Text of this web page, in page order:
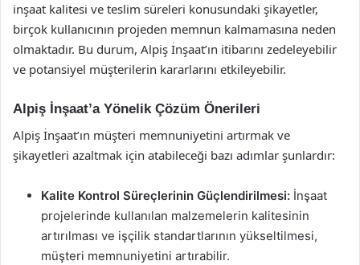
inşaat kalitesi ve teslim süreleri konusundaki şikayetler,
birçok kullanıcının projeden memnun kalmamasına neden
olmaktadır. Bu durum, Alpiş İnşaat’ın itibarını zedeleyebilir
ve potansiyel müşterilerin kararlarını etkileyebilir.
Alpiş İnşaat’a Yönelik Çözüm Önerileri
Alpiş İnşaat’ın müşteri memnuniyetini artırmak ve
şikayetleri azaltmak için atabileceği bazı adımlar şunlardır:
Kalite Kontrol Süreçlerinin Güçlendirilmesi: İnşaat
projelerinde kullanılan malzemelerin kalitesinin
artırılması ve işçilik standartlarının yükseltilmesi,
müşteri memnuniyetini artırabilir.